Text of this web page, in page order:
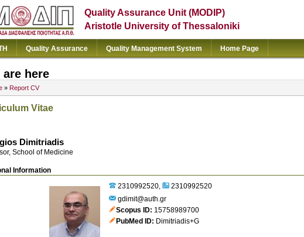
Quality Assurance Unit (MODIP)
Aristotle University of Thessaloniki
Quality Assurance Quality Management System Home Page
are here
» Report CV
Vitae
Dimitriadis
School of Medicine
Information
2310992520
2310992520
gdimit@auth.gr
Scopus ID 15758989700
PubMed ID Dimitriadis+G